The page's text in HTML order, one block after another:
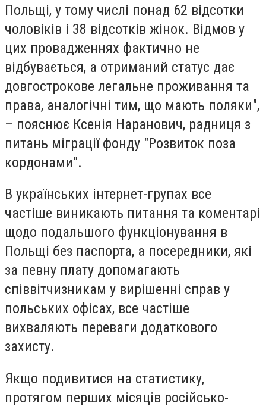
Польщі, у тому числі понад 62 відсотки
чоловіків і 38 відсотків жінок. Відмов у
цих провадженнях фактично не
відбувається, а отриманий статус дає
довгострокове легальне проживання та
права, аналогічні тим, що мають поляки",
– пояснює Ксенія Наранович, радниця з
питань міграції фонду "Розвиток поза
кордонами".
В українських інтернет-групах все
частіше виникають питання та коментарі
щодо подальшого функціонування в
Польщі без паспорта, а посередники, які
за певну плату допомагають
співвітчизникам у вирішенні справ у
польських офісах, все частіше
вихваляють переваги додаткового
захисту.
Якщо подивитися на статистику,
протягом перших місяців російсько-